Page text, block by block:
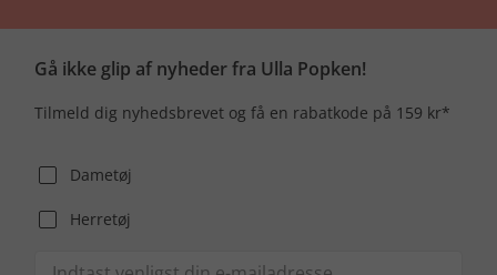
Gå ikke glip af nyheder fra Ulla Popken!
Tilmeld dig nyhedsbrevet og få en rabatkode på 159 kr*
Dametøj
Herretøj